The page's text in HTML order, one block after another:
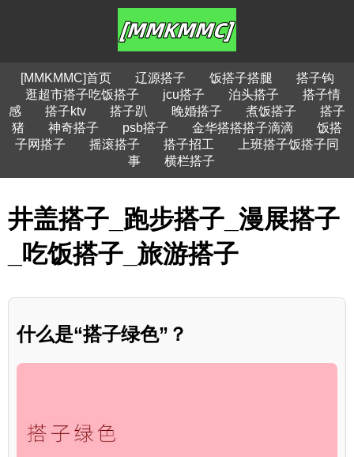
[MMKMMC]首页 辽源搭子 饭搭子搭腿
搭子钩
逛超市搭子吃饭搭子
jcu搭子 泊头搭子
搭子情
感
搭子ktv 搭子趴 晚婚搭子 煮饭搭子
搭子
猪
神奇搭子 psb搭子 金华搭搭搭子滴滴
饭搭
子网搭子
摇滚搭子 搭子招工
上班搭子饭搭子同
事
横栏搭子
井盖搭子_跑步搭子_漫展搭子
_吃饭搭子_旅游搭子
什么是“搭子绿色”？